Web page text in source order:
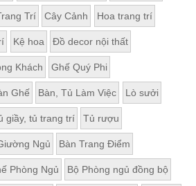
Trí Cây Cảnh Hoa trang trí
Kệ hoa Đồ decor nội thất
Khách Ghế Quý Phi
Ghế Bàn, Tủ Làm Việc Lò sưởi
giầy, tủ trang trí Tủ rượu
Ngủ Bàn Trang Điểm
Phòng Ngủ Bộ Phòng ngủ đồng bộ